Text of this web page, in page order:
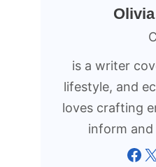
is a writer
lifestyle, and
loves crafting
inform and
Facebook X